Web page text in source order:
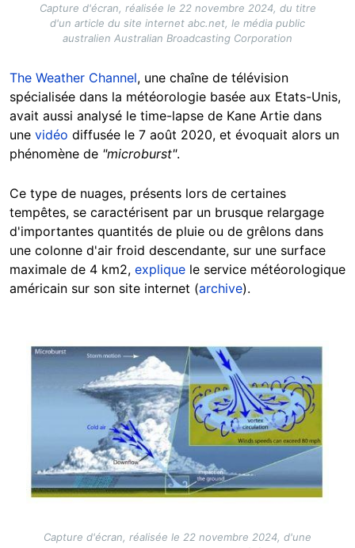
Capture d'écran, réalisée le 22 novembre 2024, du titre
d'un article du site internet abc.net, le média public
australien Australian Broadcasting Corporation
The Weather Channel, une chaîne de télévision
spécialisée dans la météorologie basée aux Etats-Unis,
avait aussi analysé le time-lapse de Kane Artie dans
une vidéo diffusée le 7 août 2020, et évoquait alors un
phénomène de "microburst".
Ce type de nuages, présents lors de certaines
tempêtes, se caractérisent par un brusque relargage
d'importantes quantités de pluie ou de grêlons dans
une colonne d'air froid descendante, sur une surface
maximale de 4 km2, explique le service météorologique
américain sur son site internet (archive).
Image
Capture d'écran, réalisée le 22 novembre 2024, d'une